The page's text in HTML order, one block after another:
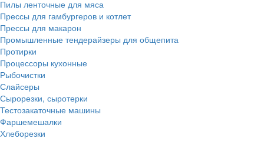
Пилы ленточные для мяса
Прессы для гамбургеров и котлет
Прессы для макарон
Промышленные тендерайзеры для общепита
Протирки
Процессоры кухонные
Рыбочистки
Слайсеры
Сырорезки, сыротерки
Тестозакаточные машины
Фаршемешалки
Хлеборезки